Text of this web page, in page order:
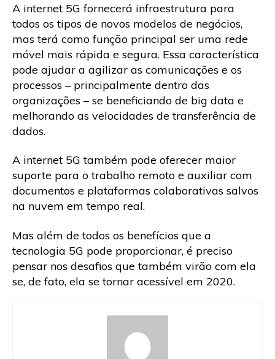
A internet 5G fornecerá infraestrutura para
todos os tipos de novos modelos de negócios,
mas terá como função principal ser uma rede
móvel mais rápida e segura. Essa característica
pode ajudar a agilizar as comunicações e os
processos – principalmente dentro das
organizações – se beneficiando de big data e
melhorando as velocidades de transferência de
dados.
A internet 5G também pode oferecer maior
suporte para o trabalho remoto e auxiliar com
documentos e plataformas colaborativas salvos
na nuvem em tempo real.
Mas além de todos os benefícios que a
tecnologia 5G pode proporcionar, é preciso
pensar nos desafios que também virão com ela
se, de fato, ela se tornar acessível em 2020.